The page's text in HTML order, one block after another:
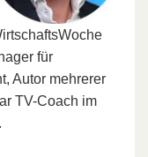
für
Autor mehrerer
TV-Coach im
.